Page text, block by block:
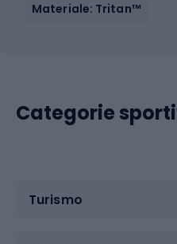
Materiale: Tritan™
Categorie
Turismo